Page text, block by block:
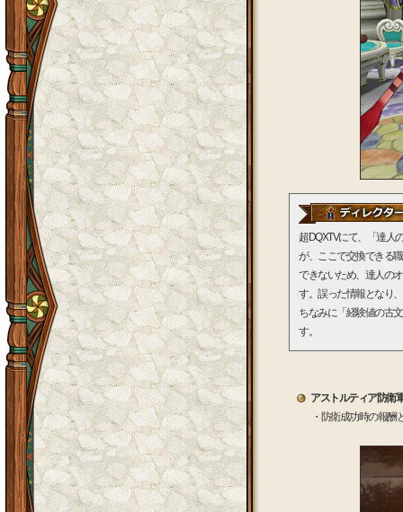
超DQXTVにて、「達人
が、ここで交換できる
できないため、達人の
す。誤った情報となり
ちなみに「経験値の古
す。
アストルティア防
・防衛成功時の報